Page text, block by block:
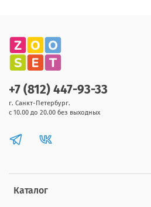
Каталог
+7 (812) 447-93-33
г. Санкт-Петербург.
с 10.00 до 20.00 без выходных